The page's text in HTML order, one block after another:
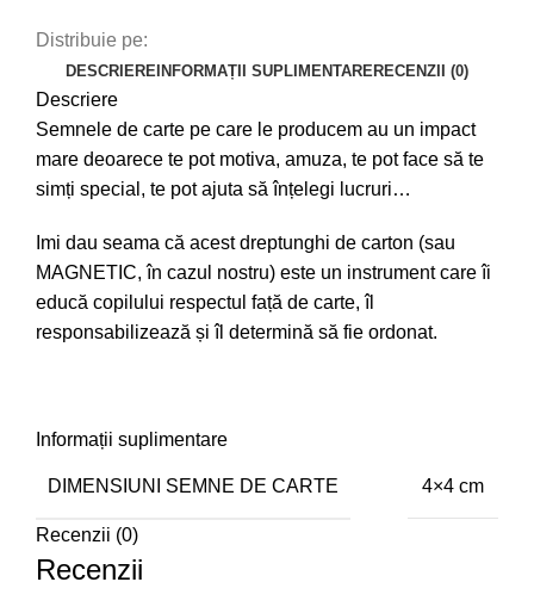
Distribuie pe:
DESCRIERE INFORMAȚII SUPLIMENTARE RECENZII (0)
Descriere
Semnele de carte pe care le producem au un impact
mare deoarece te pot motiva, amuza, te pot face să te
simți special, te pot ajuta să înțelegi lucruri…
Imi dau seama că acest dreptunghi de carton (sau
MAGNETIC, în cazul nostru) este un instrument care îi
educă copilului respectul față de carte, îl
responsabilizează și îl determină să fie ordonat.
Informații suplimentare
DIMENSIUNI SEMNE DE CARTE 4×4 cm
Recenzii (0)
Recenzii